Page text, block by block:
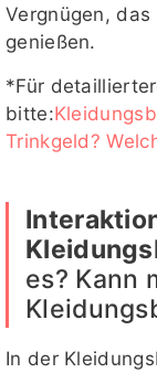
Vergnügen,
genießen.
*Für
bitte:
Trinkgeld?
es? Kann
In der